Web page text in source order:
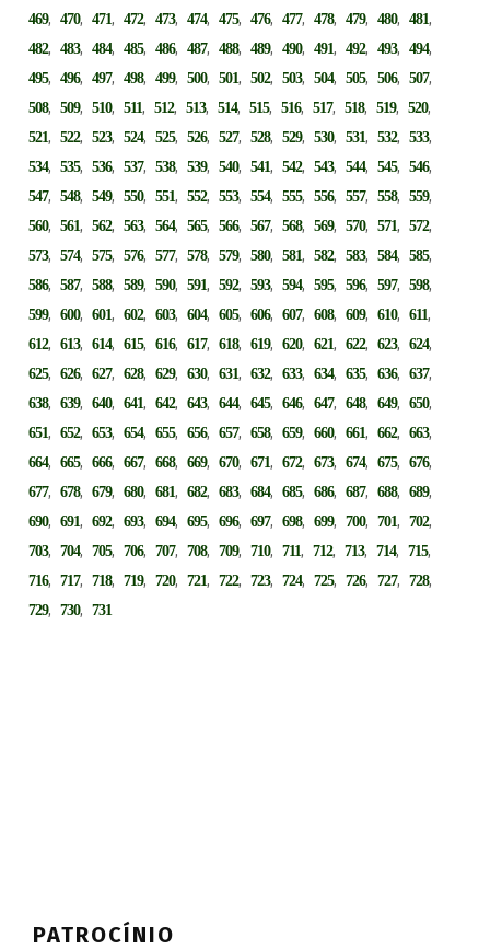
469,470,471,472,473,474,475,476,477,478,479,480,481,
482,483,484,485,486,487,488,489,490,491,492,493,494,
495,496,497,498,499,500,501,502,503,504,505,506,507,
508,509,510,511,512,513,514,515,516,517,518,519,520,
521,522,523,524,525,526,527,528,529,530,531,532,533,
534,535,536,537,538,539,540,541,542,543,544,545,546,
547,548,549,550,551,552,553,554,555,556,557,558,559,
560,561,562,563,564,565,566,567,568,569,570,571,572,
573,574,575,576,577,578,579,580,581,582,583,584,585,
586,587,588,589,590,591,592,593,594,595,596,597,598,
599,600,601,602,603,604,605,606,607,608,609,610,611,
612,613,614,615,616,617,618,619,620,621,622,623,624,
625,626,627,628,629,630,631,632,633,634,635,636,637,
638,639,640,641,642,643,644,645,646,647,648,649,650,
651,652,653,654,655,656,657,658,659,660,661,662,663,
664,665,666,667,668,669,670,671,672,673,674,675,676,
677,678,679,680,681,682,683,684,685,686,687,688,689,
690,691,692,693,694,695,696,697,698,699,700,701,702,
703,704,705,706,707,708,709,710,711,712,713,714,715,
716,717,718,719,720,721,722,723,724,725,726,727,728,
729,730,731
PATROCÍNIO